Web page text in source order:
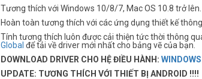
Tương thích với Windows 10/8/7, Mac OS 10.8 trở lên.
Hoàn toàn tương thích với các ứng dụng thiết kế
Tính tương thích luôn được cải thiện tức thời thông
Global để tải về driver mới nhất cho bảng vẽ của bạn.
DOWNLOAD DRIVER CHO HỆ ĐIỀU HÀNH: WINDOWS
UPDATE: TƯƠNG THÍCH VỚI THIẾT BỊ ANDROID !!!!